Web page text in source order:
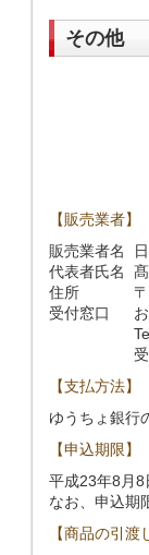
その他
【販売業者】
販売業者名
代表者氏名
住所
受付窓口
【支払方法】
ゆうちょ銀行
【申込期限】
平成23年8月8
なお、申込期
【商品の引渡